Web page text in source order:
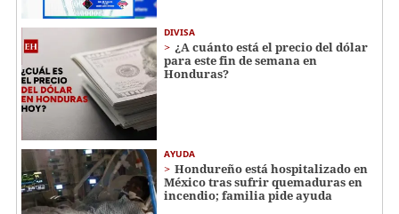
DIVISA
¿A cuánto está el precio del dólar
para este fin de semana en
Honduras?
AYUDA
Hondureño está hospitalizado en
México tras sufrir quemaduras en
incendio; familia pide ayuda